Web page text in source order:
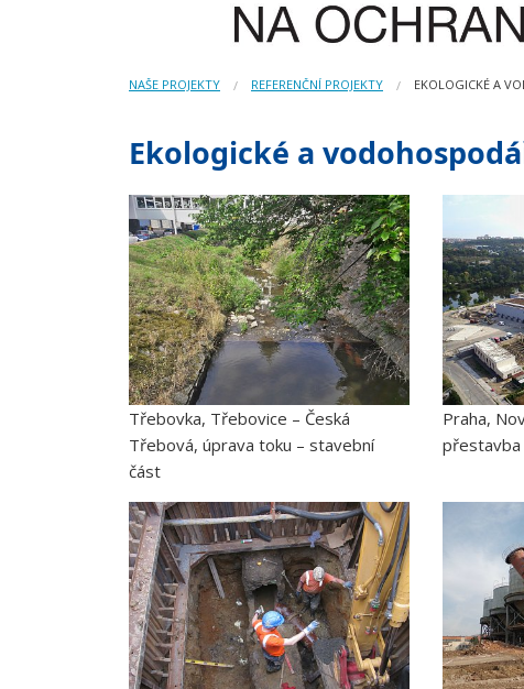
NAŠE PROJEKTY REFERENČNÍ PROJEKTY EKOLOGICKÉ A
Ekologické a
Třebovka, Třebovice – Česká
Třebová, úprava toku – stavební
část
Praha,
přestavba